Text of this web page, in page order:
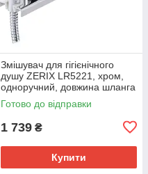
Змішувач для гігієнічного
душу ZERIX LR5221, хром,
одноручний, довжина шланга
120 см (ZX3048)
Готово до відправки
1 739 ₴
Купити